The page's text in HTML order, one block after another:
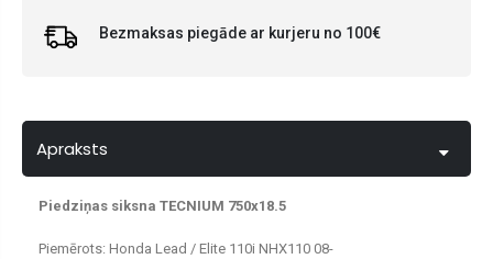
Bezmaksas piegāde ar kurjeru no 100€
Apraksts
Piedziņas siksna TECNIUM 750x18.5
Piemērots: Honda Lead / Elite 110i NHX110 08-